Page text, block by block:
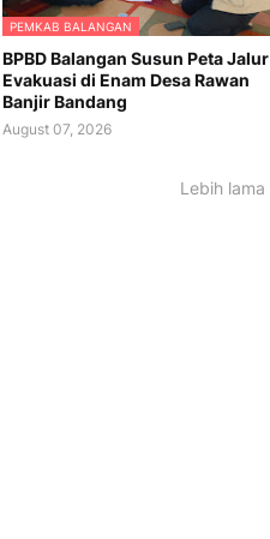
PEMKAB BALANGAN
BPBD Balangan Susun Peta Jalur
Evakuasi di Enam Desa Rawan
Banjir Bandang
August 07, 2026
Lebih lama